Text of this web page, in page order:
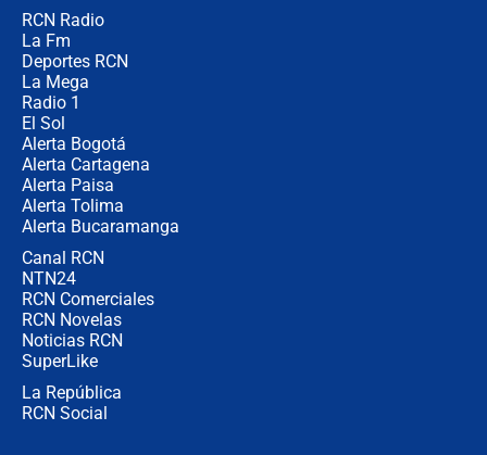
RCN Radio
La Fm
Deportes RCN
La Mega
Radio 1
El Sol
Alerta Bogotá
Alerta Cartagena
Alerta Paisa
Alerta Tolima
Alerta Bucaramanga
Canal RCN
NTN24
RCN Comerciales
RCN Novelas
Noticias RCN
SuperLike
La República
RCN Social